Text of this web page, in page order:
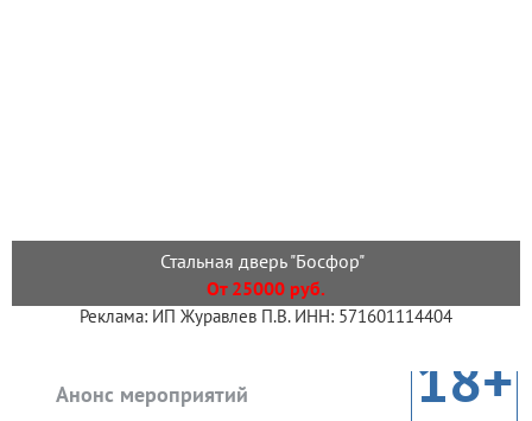
Стальная дверь "Босфор"
От 25000 руб.
Реклама: ИП Журавлев П.В. ИНН: 571601114404
Анонс мероприятий 18+